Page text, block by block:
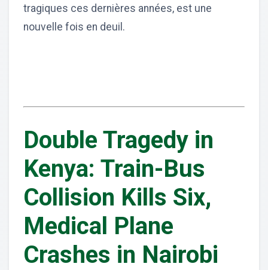
tragiques ces dernières années, est une
nouvelle fois en deuil.
Double Tragedy in
Kenya: Train-Bus
Collision Kills Six,
Medical Plane
Crashes in Nairobi